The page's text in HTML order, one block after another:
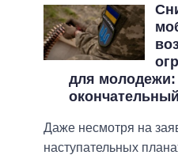
для молодежи:
Даже несмотря на
наступательных